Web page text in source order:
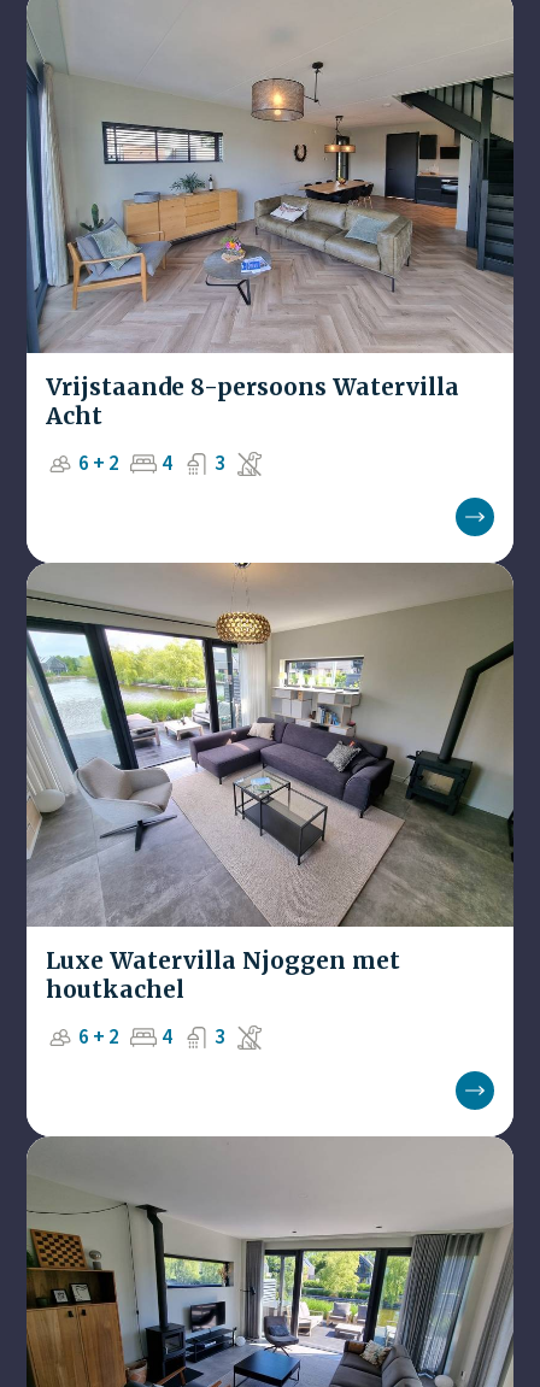
Vrijstaande 8-persoons Watervilla
Acht
6 + 2
4 3
Luxe Watervilla Njoggen met
houtkachel
6 + 2
4 3